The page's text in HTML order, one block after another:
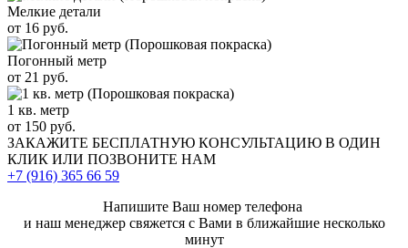
Мелкие детали
от 16 руб.
Погонный метр
от 21 руб.
1 кв. метр
от 150 руб.
ЗАКАЖИТЕ БЕСПЛАТНУЮ КОНСУЛЬТАЦИЮ В ОДИН
КЛИК ИЛИ ПОЗВОНИТЕ НАМ
+7 (916) 365 66 59
Напишите Ваш номер телефона
и наш менеджер свяжется с Вами в ближайшие несколько
минут